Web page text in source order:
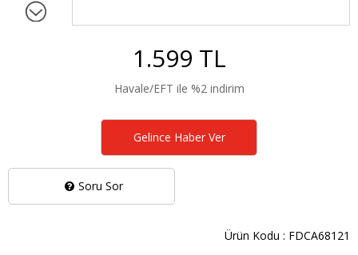
Soru Sor
1.599 TL
Havale/EFT ile %2 indirim
Ürün Kodu : FDCA68121
Gelince Haber Ver